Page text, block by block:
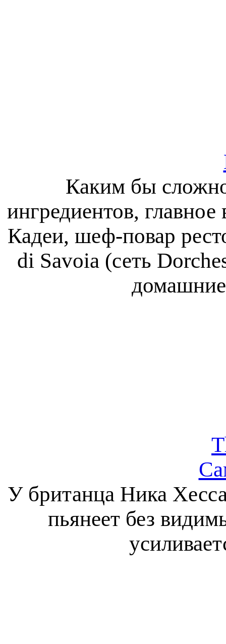
Каким бы
ингредиентов,
Кадеи, шеф-повар
di Savoia (сеть
домашние
У британца Ника
пьянеет без